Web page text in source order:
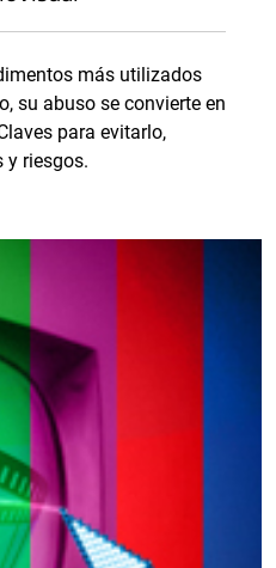
más utilizados
su abuso se convierte en
para evitarlo,
y riesgos.